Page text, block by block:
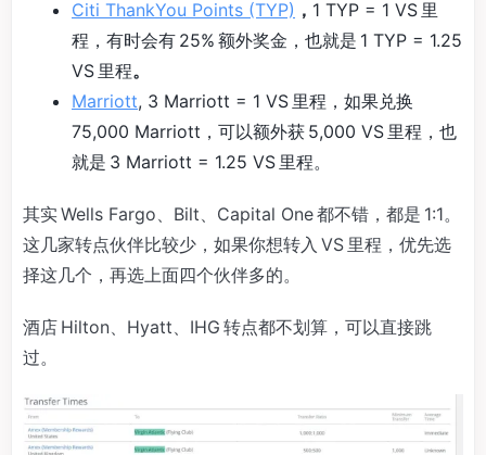
Citi ThankYou Points (TYP) ， 1 TYP = 1 VS 里
程，有时会有 25% 额外奖金，也就是 1 TYP = 1.25
VS 里程。
Marriott, 3 Marriott = 1 VS 里程，如果兑换
75,000 Marriott，可以额外获 5,000 VS 里程，也
就是 3 Marriott = 1.25 VS 里程。
其实 Wells Fargo、Bilt、Capital One 都不错，都是 1:1。
这几家转点伙伴比较少，如果你想转入 VS 里程，优先选
择这几个，再选上面四个伙伴多的。
酒店 Hilton、Hyatt、IHG 转点都不划算，可以直接跳
过。